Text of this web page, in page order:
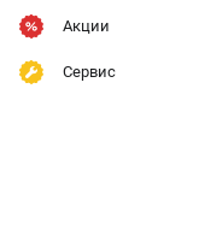
Акции
Сервис